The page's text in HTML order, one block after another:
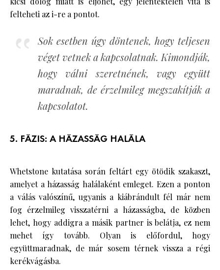
felteheti az i-re a pontot.
Sok esetben úgy döntenek, hogy teljesen
véget vetnek a kapcsolatnak. Kimondják,
hogy válni szeretnének, vagy együtt
maradnak, de érzelmileg megszakítják a
kapcsolatot.
5. FÁZIS: A HÁZASSÁG HALÁLA
Whetstone kutatása során feltárt egy ötödik szakaszt,
amelyet a házasság halálaként emleget. Ezen a ponton
a válás valószínű, ugyanis a kiábrándult fél már nem
fog érzelmileg visszatérni a házasságba, de közben
lehet, hogy addigra a másik partner is belátja, ez nem
mehet így tovább. Olyan is előfordul, hogy
együttmaradnak, de már sosem térnek vissza a régi
kerékvágásba.